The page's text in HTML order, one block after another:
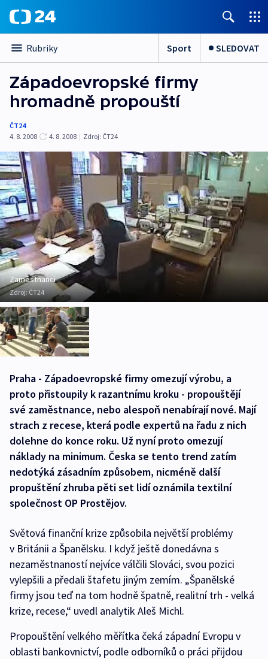
Rubriky Sport SLEDOVAT
Západoevropské firmy
hromadně propouští
ČT24
4. 8. 2008
4. 8. 2008 | Zdroj: ČT24
Zaměstnanci
Zdroj:ČT24
Praha - Západoevropské firmy omezují výrobu, a
proto přistoupily k razantnímu kroku - propouštějí
své zaměstnance, nebo alespoň nenabírají nové. Mají
strach z recese, která podle expertů na řadu z nich
dolehne do konce roku. Už nyní proto omezují
náklady na minimum. Česka se tento trend zatím
nedotýká zásadním způsobem, nicméně další
propuštění zhruba pěti set lidí oznámila textilní
společnost OP Prostějov.
Světová finanční krize způsobila největší problémy
v Británii a Španělsku. I když ještě donedávna s
nezaměstnaností nejvíce válčili Slováci, svou pozici
vylepšili a předali štafetu jiným zemím. „Španělské
firmy jsou teď na tom hodně špatně, realitní trh - velká
krize, recese,“ uvedl analytik Aleš Michl.
Propouštění velkého měřítka čeká západní Evropu v
oblasti bankovnictví, podle odborníků o práci přijdou